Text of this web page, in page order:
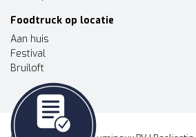
Foodtruck op locatie
Aan huis
Festival
Bruiloft